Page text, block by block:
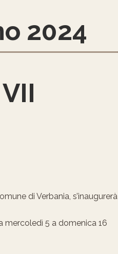
2024
di Verbania, s’inaugurerà
mercoledì 5 a domenica 16